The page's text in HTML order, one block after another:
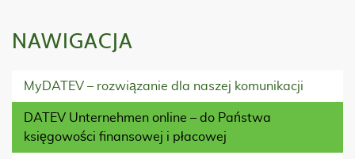
NAWIGACJA
MyDATEV – rozwiązanie dla naszej komunikacji
DATEV Unternehmen online – do Państwa
księgowości finansowej i płacowej